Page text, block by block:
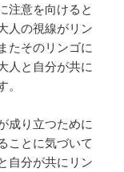
注意を向けると
人の視線がリン
たそのリンゴに
人と自分が共に
成り立つために
ことに気づいて
自分が共にリン